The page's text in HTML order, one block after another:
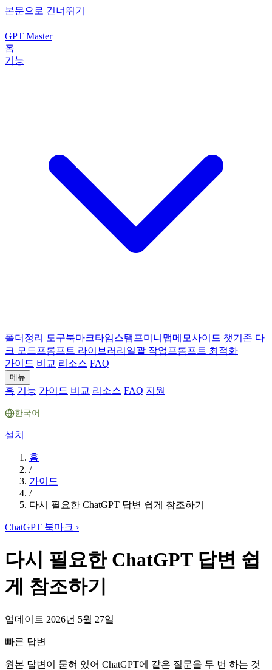
본문으로 건너뛰기
GPT Master
홈
기능
폴더 정리 도구북마크타임스탬프미니맵메모사이드 챗기존 다
크 모드 프롬프트 라이브러리 일괄 작업 프롬프트 최적화
가이드 비교 리소스 FAQ
메뉴
홈 기능 가이드 비교 리소스 FAQ 지원
한국어
설치
홈
/
가이드
/
다시 필요한 ChatGPT 답변 쉽게 참조하기
ChatGPT 북마크 ›
다시 필요한 ChatGPT 답변 쉽
게 참조하기
업데이트 2026년 5월 27일
빠른 답변
원본 답변이 묻혀 있어 ChatGPT에 같은 질문을 두 번 하는 것